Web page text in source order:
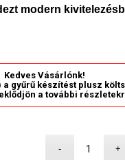
modern
Kedves Vásárlónk!
gyűrű készítést plusz
a további